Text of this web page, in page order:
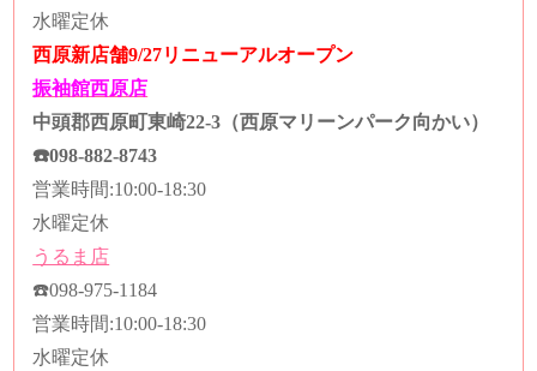
水曜定休
西原新店舗9/27リニューアルオープン
振袖館西原店
中頭郡西原町東崎22-3（西原マリーンパーク向かい）
☎️098-882-8743
営業時間:10:00-18:30
水曜定休
うるま店
☎️098-975-1184
営業時間:10:00-18:30
水曜定休